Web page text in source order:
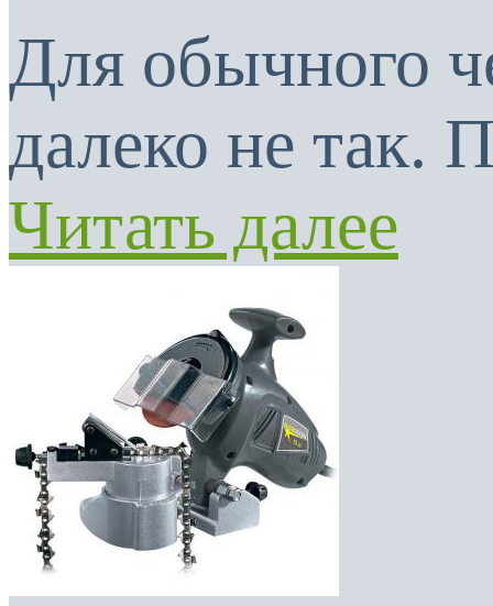
Для обычного
далеко не так.
Читать далее